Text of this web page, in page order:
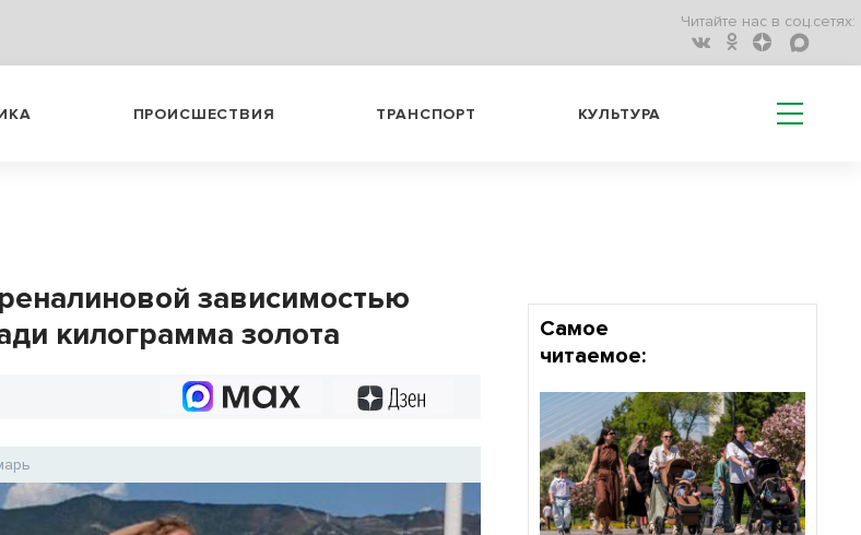
Читайте нас в соц.сетях:
ПРОИСШЕСТВИЯ ТРАНСПОРТ КУЛЬТУРА
зависимостью
килограмма золота
Самое
читаемое: